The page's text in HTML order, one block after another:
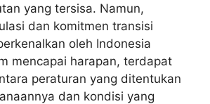
yang tersisa. Namun,
dan komitmen transisi
oleh Indonesia
mencapai harapan, terdapat
peraturan yang ditentukan
dan kondisi yang